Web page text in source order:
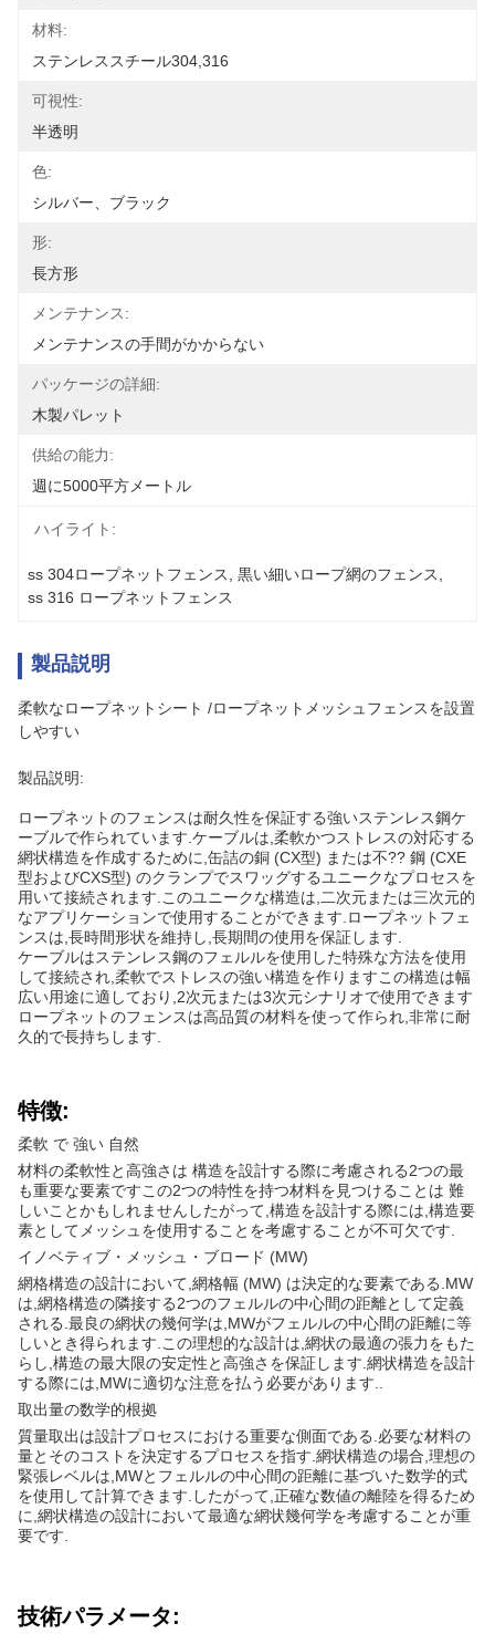
材料:
ステンレススチール304,316
可視性:
半透明
色:
シルバー、ブラック
形:
長方形
メンテナンス:
メンテナンスの手間がかからない
パッケージの詳細:
木製パレット
供給の能力:
週に5000平方メートル
ハイライト:
ss 304ロープネットフェンス 黒い細いロープ網のフェンス
ss 316 ロープネットフェンス
製品説明
柔軟なロープネットシート /ロープネットメッシュフェンスを設置
しやすい
製品説明:
ロープネットのフェンスは耐久性を保証する強いステンレス鋼ケ
ーブルで作られています.ケーブルは,柔軟かつストレスの対応する
網状構造を作成するために,缶詰の銅 (CX型) または不?? 鋼 (CXE
型およびCXS型) のクランプでスワッグするユニークなプロセスを
用いて接続されます.このユニークな構造は,二次元または三次元的
なアプリケーションで使用することができます.ロープネットフェ
ンスは,長時間形状を維持し,長期間の使用を保証します.
ケーブルはステンレス鋼のフェルルを使用した特殊な方法を使用
して接続され,柔軟でストレスの強い構造を作りますこの構造は幅
広い用途に適しており,2次元または3次元シナリオで使用できます
ロープネットのフェンスは高品質の材料を使って作られ,非常に耐
久的で長持ちします.
特徴:
柔軟 で 強い 自然
材料の柔軟性と高強さは 構造を設計する際に考慮される2つの最
も重要な要素ですこの2つの特性を持つ材料を見つけることは 難
しいことかもしれませんしたがって,構造を設計する際には,構造要
素としてメッシュを使用することを考慮することが不可欠です.
イノベティブ・メッシュ・ブロード (MW)
網格構造の設計において,網格幅 (MW) は決定的な要素である.MW
は,網格構造の隣接する2つのフェルルの中心間の距離として定義
される.最良の網状の幾何学は,MWがフェルルの中心間の距離に等
しいとき得られます.この理想的な設計は,網状の最適の張力をもた
らし,構造の最大限の安定性と高強さを保証します.網状構造を設計
する際には,MWに適切な注意を払う必要があります..
取出量の数学的根拠
質量取出は設計プロセスにおける重要な側面である.必要な材料の
量とそのコストを決定するプロセスを指す.網状構造の場合,理想の
緊張レベルは,MWとフェルルの中心間の距離に基づいた数学的式
を使用して計算できます.したがって,正確な数値の離陸を得るため
に,網状構造の設計において最適な網状幾何学を考慮することが重
要です.
技術パラメータ: